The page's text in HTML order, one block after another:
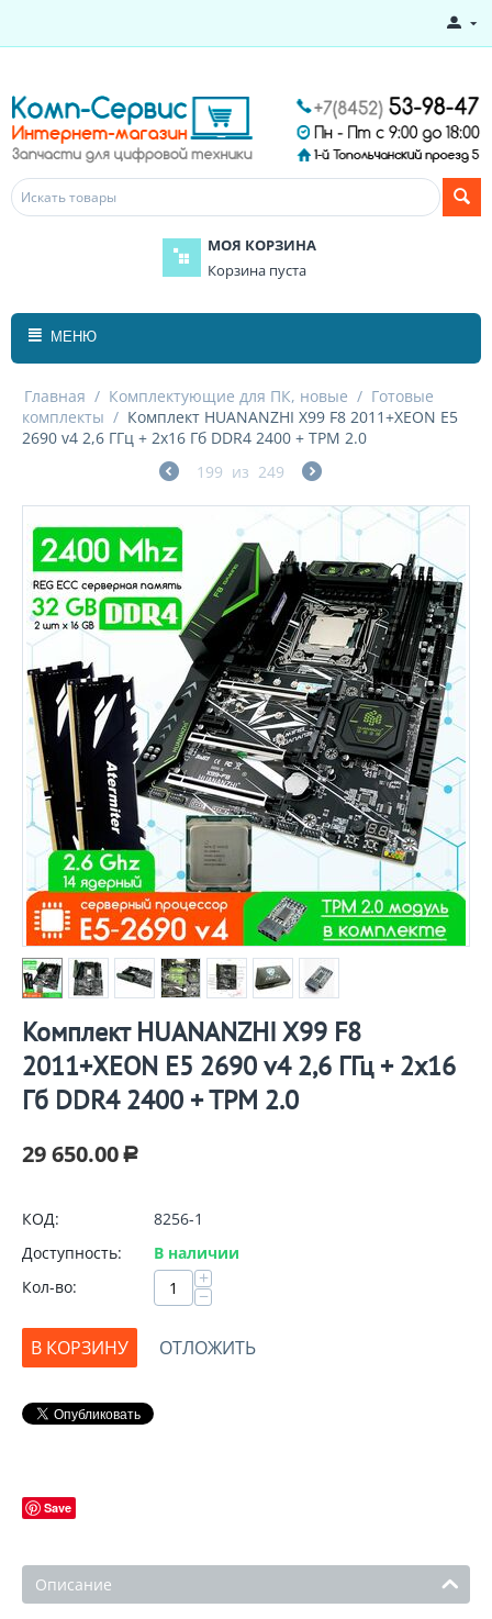
МОЯ КОРЗИНА
Корзина пуста
МЕНЮ
Главная / Комплектующие для ПК, новые / Готовые
комплекты / Комплект HUANANZHI X99 F8 2011+XEON E5
2690 v4 2,6 ГГц + 2x16 Гб DDR4 2400 + TPM 2.0
199 из 249
Комплект HUANANZHI X99 F8
2011+XEON E5 2690 v4 2,6 ГГц + 2x16
Гб DDR4 2400 + TPM 2.0
29 650.00 Р
КОД:
8256-1
Доступность:
В наличии
Кол-во:
+
−
В КОРЗИНУ ОТЛОЖИТЬ
Save
Описание